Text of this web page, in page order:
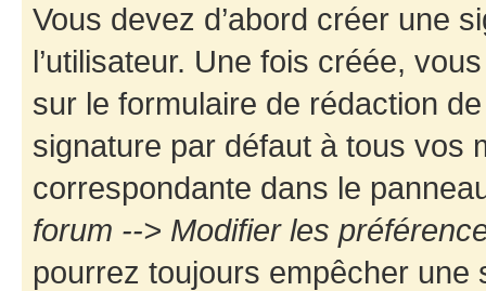
Vous devez d’abord créer une
l’utilisateur. Une fois créée,
sur le formulaire de rédaction
signature par défaut à tous vos
correspondante dans le
forum --> Modifier les
pourrez toujours empêcher une